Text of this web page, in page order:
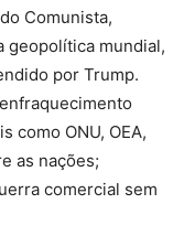
Comunista,
geopolítica mundial,
por Trump.
como ONU, OEA,
as nações;
comercial sem